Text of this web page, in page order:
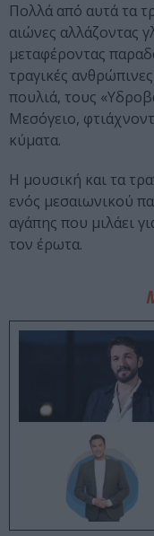
Πολλά από αυτά τα
αιώνες αλλάζοντας
μεταφέροντας
τραγικές
πουλιά, τους
Μεσόγειο,
κύματα.
H μουσική και τα
ενός μεσαιωνικού
αγάπης που μιλάει
τον έρωτα.